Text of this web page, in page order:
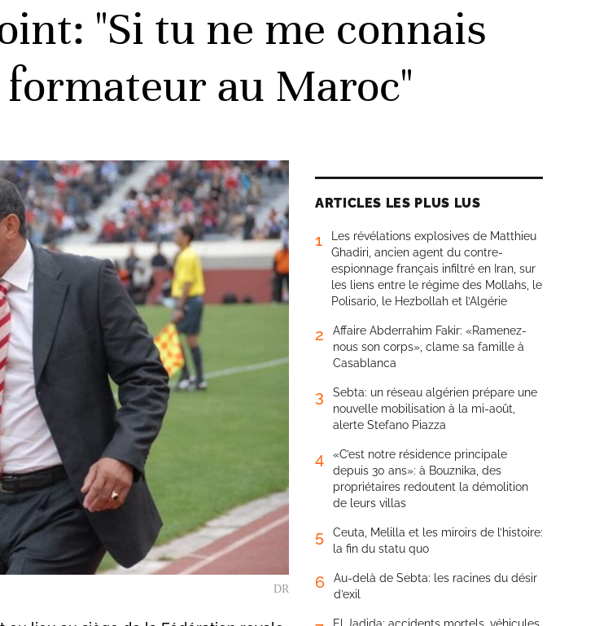
"Si tu ne me connais
au Maroc"
DR
ARTICLES LES PLUS LUS
1
Les révélations explosives de Matthieu
Ghadiri, ancien agent du contre-
espionnage français infiltré en Iran, sur
les liens entre le régime des Mollahs, le
Polisario, le Hezbollah et l’Algérie
2
Affaire Abderrahim Fakir: «Ramenez-
nous son corps», clame sa famille à
Casablanca
3
Sebta: un réseau algérien prépare une
nouvelle mobilisation à la mi-août,
alerte Stefano Piazza
4
«C’est notre résidence principale
depuis 30 ans»: à Bouznika, des
propriétaires redoutent la démolition
de leurs villas
5
Ceuta, Melilla et les miroirs de l’histoire:
la fin du statu quo
6
Au-delà de Sebta: les racines du désir
d’exil